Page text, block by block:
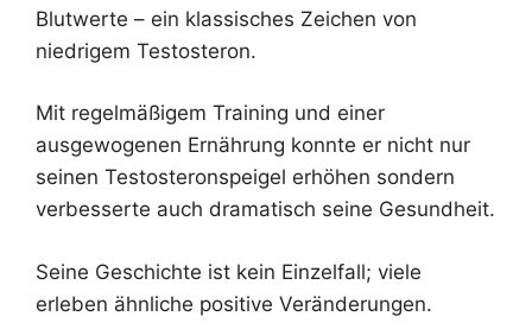
Blutwerte – ein klassisches Zeichen von
niedrigem Testosteron.
Mit regelmäßigem Training und einer
ausgewogenen Ernährung konnte er nicht nur
seinen Testosteronspeigel erhöhen sondern
verbesserte auch dramatisch seine Gesundheit.
Seine Geschichte ist kein Einzelfall; viele
erleben ähnliche positive Veränderungen.